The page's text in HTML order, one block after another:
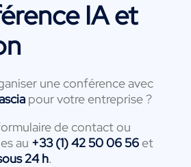
IA et
une conférence avec
pour votre entreprise ?
de contact ou
au +33 (1) 42 50 06 56et
24 h.